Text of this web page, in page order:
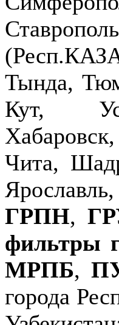
Тында,
Кут,
Чита,
ГРПН,
фильтры
МРПБ,
города